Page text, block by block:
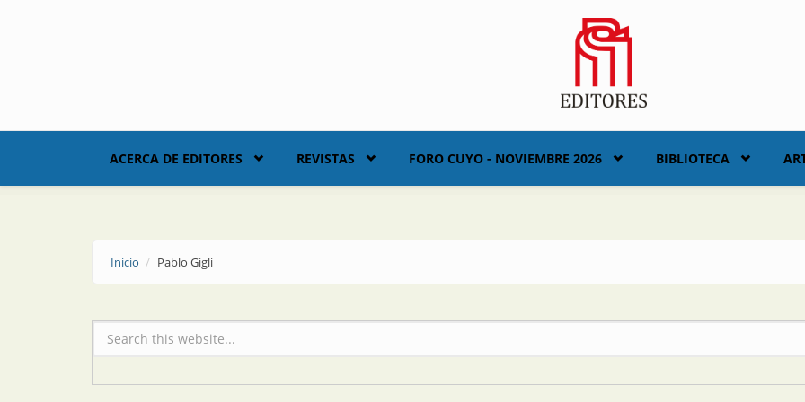
ACERCA DE EDITORES REVISTAS FORO CUYO - NOVIEMBRE 2026 BIBLIOTECA
Inicio Pablo Gigli
Formulario de búsqueda